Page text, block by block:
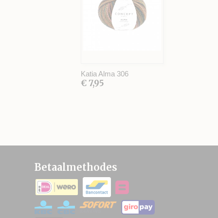
Katia Alma 306
€ 7,95
Betaalmethodes